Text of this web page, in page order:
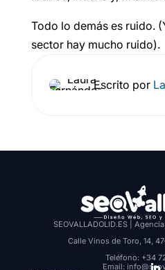
Todo lo demás es ruido.
sector hay mucho ruido).
Escrito por
SEOVALLADOLID.ES |
Calle Vinos de Toro, 14,
Teléfono: +34
Email: